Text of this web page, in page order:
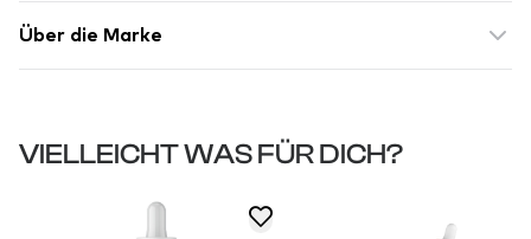
Über die Marke
VIELLEICHT WAS FÜR DICH?